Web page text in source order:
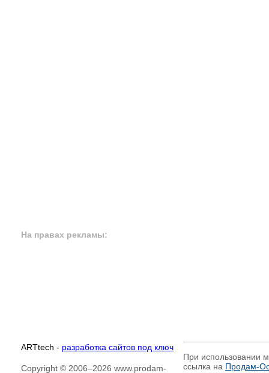
На правах рекламы:
ARTtech - разработка сайтов под ключ
Copyright © 2006–2026 www.prodam-
При использовании
ссылка на Продам-